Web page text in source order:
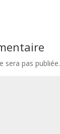
sera pas publiée.